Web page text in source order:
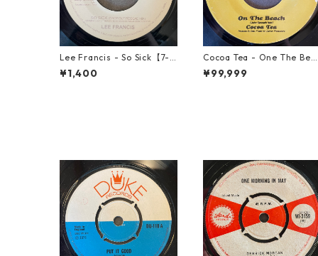
Lee Francis - So Sick【7-2
1925】
¥1,400
Cocoa Tea - One The Bea
ch【7-21919】
¥99,999